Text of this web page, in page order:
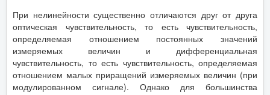
При нелинейности существенно отличаются друг от друга
оптическая чувствительность, то есть чувствительность,
определяемая отношением постоянных значений
измеряемых величин и дифференциальная
чувствительность, то есть чувствительность, определяемая
отношением малых приращений измеряемых величин (при
модулированном сигнале). Однако для большинства